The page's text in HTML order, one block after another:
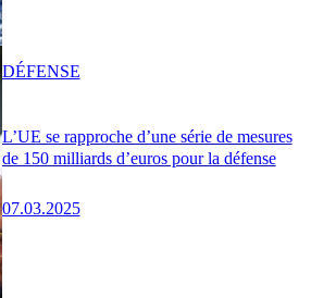
L’UE se rapproche d’une série de mesures
de 150 milliards d’euros pour la défense
07.03.2025
DÉFENSE